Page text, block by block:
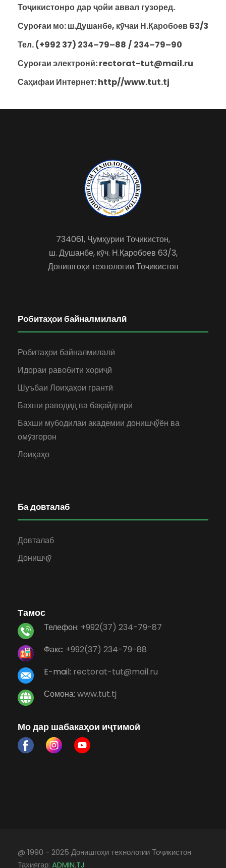
Тоҷикистонродар ҷойи аввал гузоред.
Суроғаи мо: ш.Душанбе, кӯчаи Н.Қаробоев 63/3
Тел. (+992 37) 234–79–88 / 234–79–90
Суроғаиэлектронӣ:rectorat-tut@mail.ru
Саҳифаи Интернет:http//www.tut.tj
734061, Ҷумҳурии Тоҷикистон,
ш. Душанбе, кӯч. Н.Қаробоев 63/3,
Донишгоҳи технологии Тоҷикистон
Робитаҳои байналмилалӣ
Робитаҳои байналмилалӣ
Идораи равобити хориҷӣ
Шуъбаи Лоиҳаҳои грантӣ
Бахши раводид ва бақайдгирӣ
Бахши мубодилаи академии донишҷўён ва
омӯзгорон
Лоиҳаҳо
Ба довталаб
Довталаб
Донишҷӯ
Тамос
Телефон: +992(37) 234-79-87
Факс: +992(37) 234-79-88
E-mail: rectorat-tut@mail.ru
Сомона: www.tut.tj
Мо дар шабакаҳои иҷтимоӣ
@ 1990 - 2025 Донишгоҳи технологии Тоҷикистон
Тахиягар: ADMIN.TJ